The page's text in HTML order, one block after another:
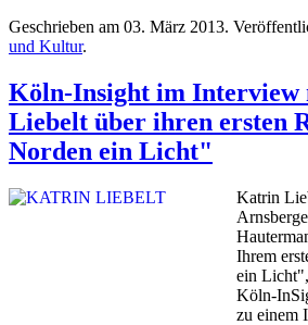
Geschrieben am 03. März 2013.
und Kultur.
Köln-Insight im
Liebelt über ihren ersten
Norden ein Licht"
Katrin
Ihrem
ein
Köln-
zu einem